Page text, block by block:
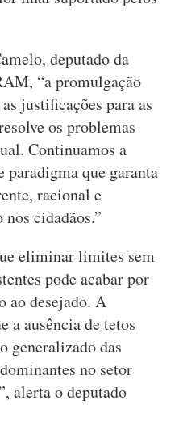
deputado da
“a promulgação
justificações para as
os problemas
Continuamos a
paradigma que garanta
racional e
cidadãos.”
eliminar limites sem
pode acabar por
ao desejado. A
a ausência de tetos
generalizado das
no setor
alerta o deputado